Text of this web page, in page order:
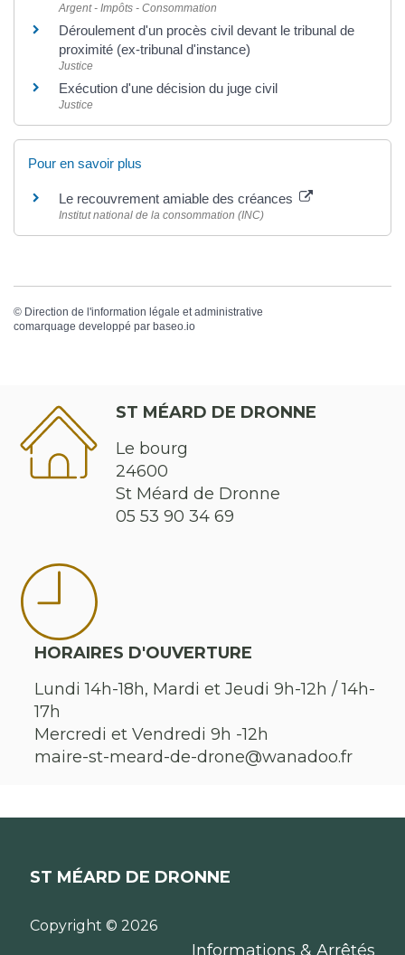
Argent - Impôts - Consommation
Déroulement d'un procès civil devant le tribunal de
proximité (ex-tribunal d'instance)
Justice
Exécution d'une décision du juge civil
Justice
Pour en savoir plus
Le recouvrement amiable des créances
Institut national de la consommation (INC)
© Direction de l'information légale et administrative
comarquage developpé par baseo.io
ST MÉARD DE DRONNE
Le bourg
24600
St Méard de Dronne
05 53 90 34 69
HORAIRES D'OUVERTURE
Lundi 14h-18h, Mardi et Jeudi 9h-12h / 14h-
17h
Mercredi et Vendredi 9h -12h
maire-st-meard-de-drone@wanadoo.fr
ST MÉARD DE DRONNE
Copyright © 2026
Informations & Arrêtés